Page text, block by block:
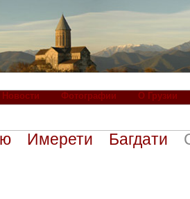
Новости Фотографии О Грузии
Имерети Багдати